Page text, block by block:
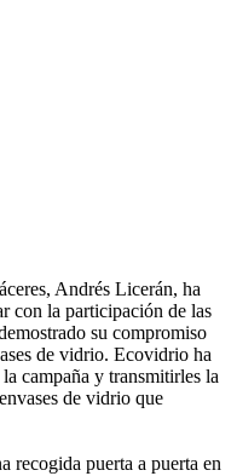
Andrés Licerán, ha
con la participación de las
su compromiso
de vidrio. Ecovidrio ha
campaña y transmitirles la
de vidrio que
recogida puerta a puerta en